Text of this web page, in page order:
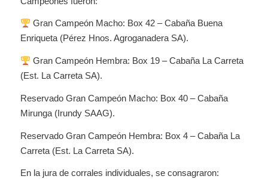
Gran Campeón Macho: Box 42 – Cabaña Buena
Enriqueta (Pérez Hnos. Agroganadera SA).
Gran Campeón Hembra: Box 19 – Cabaña La Carreta
(Est. La Carreta SA).
Reservado Gran Campeón Macho: Box 40 – Cabaña
Mirunga (Irundy SAAG).
Reservado Gran Campeón Hembra: Box 4 – Cabaña La
Carreta (Est. La Carreta SA).
En la jura de corrales individuales, se consagraron: